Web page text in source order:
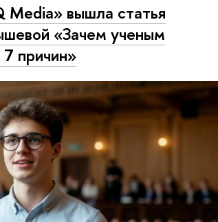
Media» вышла статья
«Зачем ученым
причин»